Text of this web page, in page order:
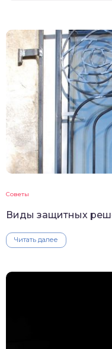
Советы
Виды защитных
Читать далее